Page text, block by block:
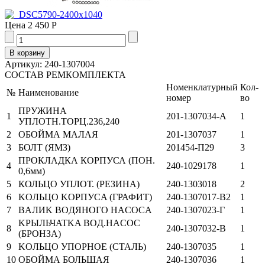
Цена 2 450 Р
Артикул: 240-1307004
СОСТАВ РЕМКОМПЛЕКТА
№ Наименование
Номенклатурный
номер
Кол-
во
1
ПРУЖИНА
УПЛОТН.ТОРЦ.236,240
201-1307034-А
1
2
ОБОЙМА МАЛАЯ 201-1307037
1
3
БОЛТ (ЯМЗ) 201454-П29
3
4
ПРОКЛАДКА КОРПУСА (ПОН.
0,6мм)
240-1029178
1
5
КОЛЬЦО УПЛОТ. (РЕЗИНА) 240-1303018
2
6
KOЛЬЦO KOPПУCA (ГРАФИТ) 240-1307017-B2
1
7
BAЛИK BOДЯHOГO HACOCА 240-1307023-Г
1
8
KPЫЛЬЧATKA BOД.HACOC
(БРОНЗА)
240-1307032-B
1
9
KOЛЬЦO УПOPHOE (СТАЛЬ) 240-1307035
1
10 ОБОЙМА БОЛЬШАЯ 240-1307036
1